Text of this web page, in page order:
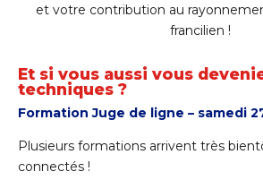
et votre contribution au
francilien !
Et si vous aussi vous
techniques ?
Formation Juge de ligne – samedi
Plusieurs formations arrivent très
connectés !